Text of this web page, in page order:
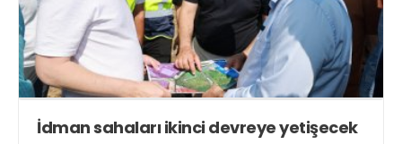
İdman sahaları ikinci devreye yetişecek